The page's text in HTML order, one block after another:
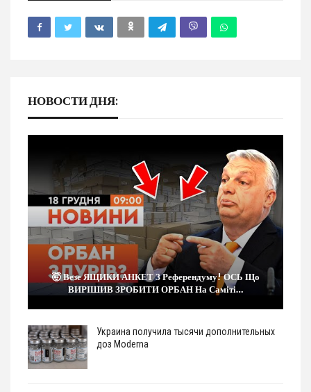
НОВОСТИ ДНЯ:
🤯 Везе ЯЩИКИ АНКЕТ З Референдуму! ОСЬ Що
ВИРІШИВ ЗРОБИТИ ОРБАН На Саміті…
Украина получила тысячи дополнительных
доз Moderna